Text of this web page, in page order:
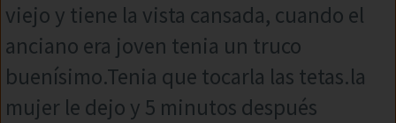
viejo y tiene la vista cansada, cuando el
anciano era joven tenia un truco
buenísimo.Tenia que tocarla las tetas.la
mujer le dejo y 5 minutos después